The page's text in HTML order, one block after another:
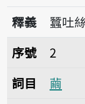
釋義
蠶吐
序號2繭
序號
2
詞目
繭